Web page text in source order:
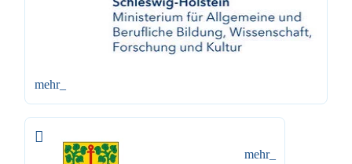
mehr_
mehr_